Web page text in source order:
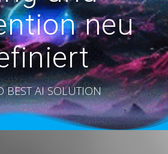
neu
BEST AI SOLUTION